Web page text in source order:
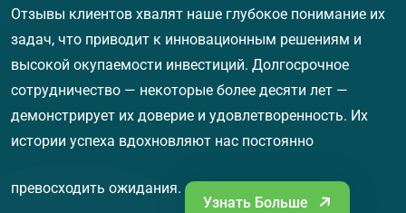
Отзывы клиентов хвалят наше глубокое понимание их
задач, что приводит к инновационным решениям и
высокой окупаемости инвестиций. Долгосрочное
сотрудничество — некоторые более десяти лет —
демонстрирует их доверие и удовлетворенность. Их
истории успеха вдохновляют нас постоянно
превосходить ожидания.
Узнать Больше